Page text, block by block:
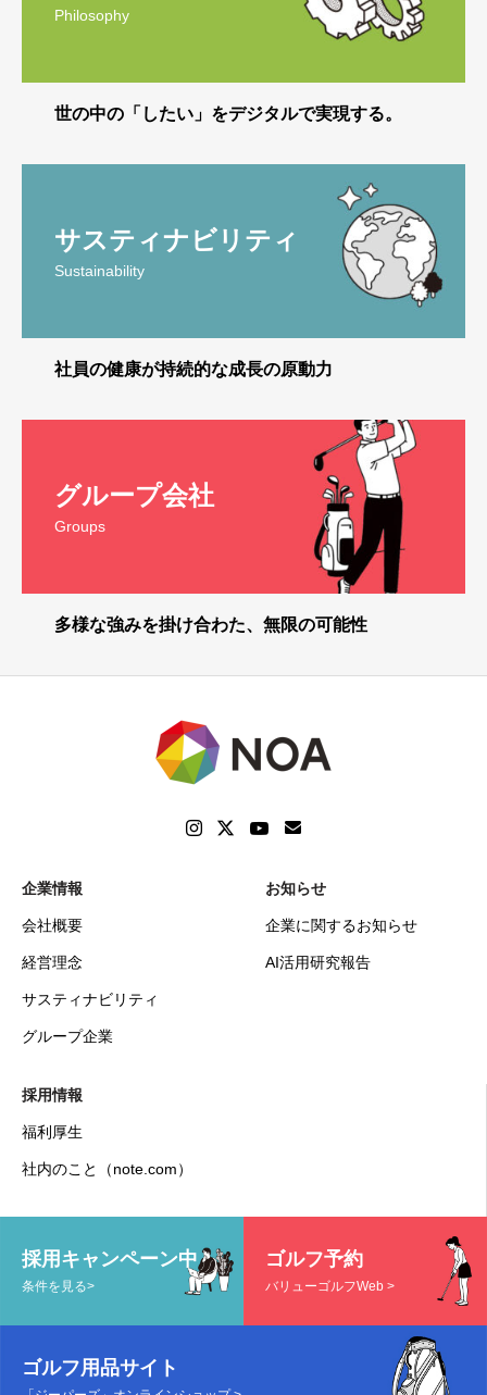
Philosophy
世の中の「したい」をデジタルで実現する。
サスティナビリティ
Sustainability
社員の健康が持続的な成長の原動力
グループ会社
Groups
多様な強みを掛け合わた、無限の可能性
企業情報
会社概要
経営理念
サスティナビリティ
グループ企業
お知らせ
企業に関するお知らせ
AI活用研究報告
採用情報
福利厚生
社内のこと（note.com）
採用キャンペーン中
条件を見る>
ゴルフ予約
バリューゴルフWeb >
ゴルフ用品サイト